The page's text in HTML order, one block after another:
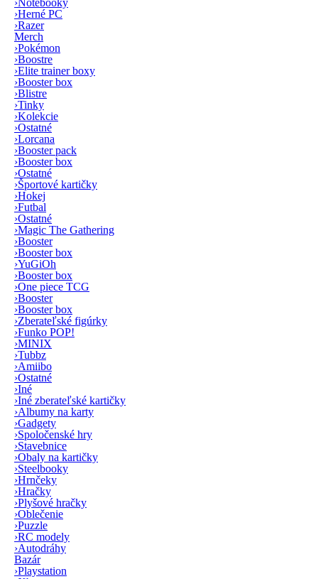
›Notebooky
›Herné PC
›Razer
Merch
›Pokémon
›Boostre
›Elite trainer boxy
›Booster box
›Blistre
›Tinky
›Kolekcie
›Ostatné
›Lorcana
›Booster pack
›Booster box
›Ostatné
›Športové kartičky
›Hokej
›Futbal
›Ostatné
›Magic The Gathering
›Booster
›Booster box
›YuGiOh
›Booster box
›One piece TCG
›Booster
›Booster box
›Zberateľské figúrky
›Funko POP!
›MINIX
›Tubbz
›Amiibo
›Ostatné
›Iné
›Iné zberateľské kartičky
›Albumy na karty
›Gadgety
›Spoločenské hry
›Stavebnice
›Obaly na kartičky
›Steelbooky
›Hrnčeky
›Hračky
›Plyšové hračky
›Oblečenie
›Puzzle
›RC modely
›Autodráhy
Bazár
›Playstation